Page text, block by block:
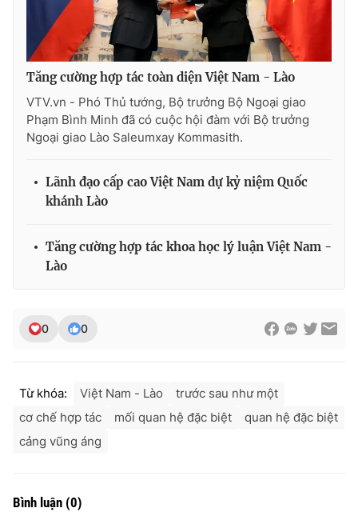
Ðiện thoại Thời báo VTV:
024.66 897 897
Email:toasoan@vtv.vn
Liên hệ quảng cáo:
024-7300.7108
Tăng cường hợp tác toàn diện Việt Nam - Lào
VTV.vn - Phó Thủ tướng, Bộ trưởng Bộ Ngoại giao
Phạm Bình Minh đã có cuộc hội đàm với Bộ trưởng
Ngoại giao Lào Saleumxay Kommasith.
Lãnh đạo cấp cao Việt Nam dự kỷ niệm Quốc
khánh Lào
Tăng cường hợp tác khoa học lý luận Việt Nam -
Lào
0 0
Từ khóa: Việt Nam - Lào
trước sau như một
cơ chế hợp tác
mối quan hệ đặc biệt
quan hệ đặc biệt
cảng vũng áng
Bình luận (0)